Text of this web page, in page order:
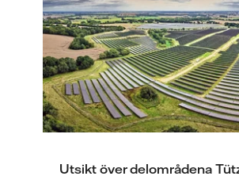
Utsikt över delområdena